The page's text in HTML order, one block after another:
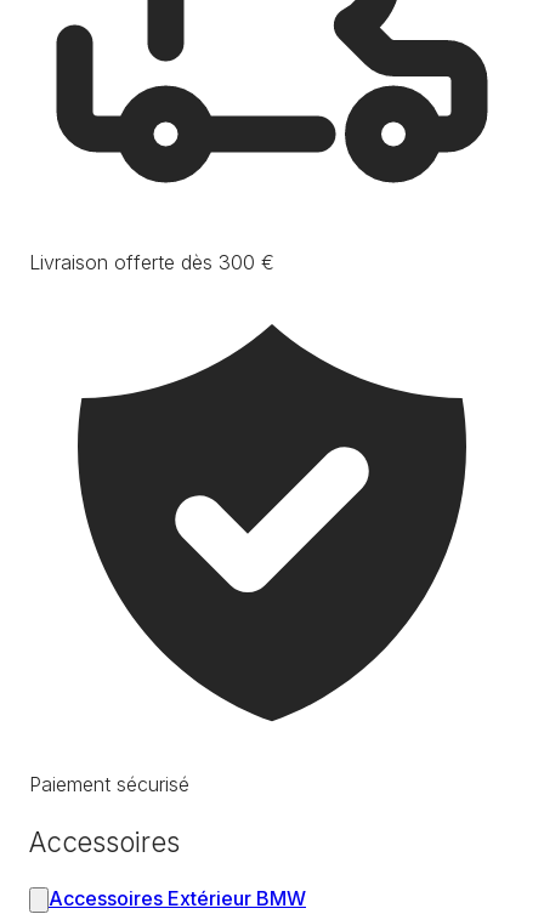
Livraison offerte dès 300 €
Paiement sécurisé
Accessoires
Accessoires Extérieur BMW